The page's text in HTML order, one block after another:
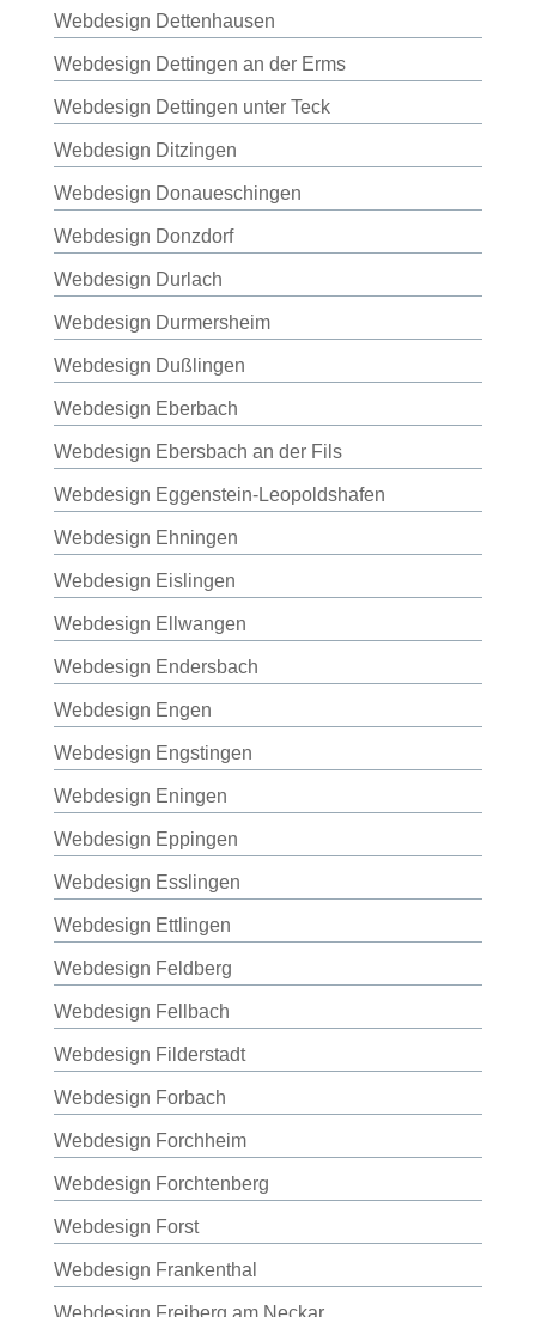
Webdesign Dettenhausen
Webdesign Dettingen an der Erms
Webdesign Dettingen unter Teck
Webdesign Ditzingen
Webdesign Donaueschingen
Webdesign Donzdorf
Webdesign Durlach
Webdesign Durmersheim
Webdesign Dußlingen
Webdesign Eberbach
Webdesign Ebersbach an der Fils
Webdesign Eggenstein-Leopoldshafen
Webdesign Ehningen
Webdesign Eislingen
Webdesign Ellwangen
Webdesign Endersbach
Webdesign Engen
Webdesign Engstingen
Webdesign Eningen
Webdesign Eppingen
Webdesign Esslingen
Webdesign Ettlingen
Webdesign Feldberg
Webdesign Fellbach
Webdesign Filderstadt
Webdesign Forbach
Webdesign Forchheim
Webdesign Forchtenberg
Webdesign Forst
Webdesign Frankenthal
Webdesign Freiberg am Neckar